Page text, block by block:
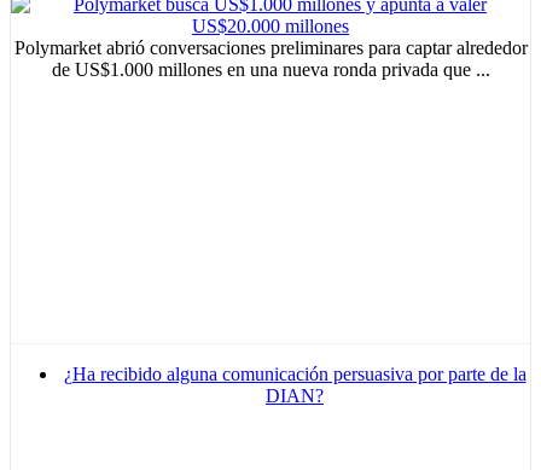
Polymarket abrió conversaciones preliminares para captar alrededor
de US$1.000 millones en una nueva ronda privada que ...
¿Ha recibido alguna comunicación persuasiva por parte de la
DIAN?